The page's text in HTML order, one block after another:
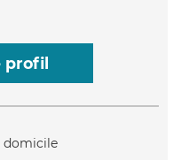
profil